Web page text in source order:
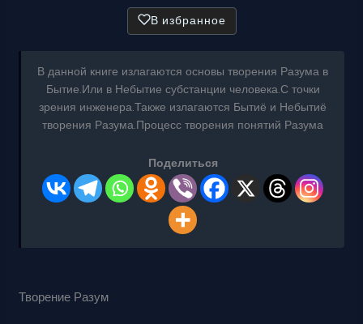
В избранное
В данной книге излагаются основы творения Разума в
Бытие.Или в Небытие субстанции человека.С точки
зрения инженера.Также излагаются Бытиё и Небытиё
творения Разума.Процесс творения понятий Разума
Поделиться
Творение Разум